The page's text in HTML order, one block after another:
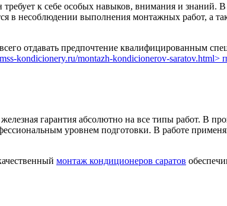
к себе особых навыков, внимания и знаний. В
в несоблюдении выполнения монтажных работ, а
отдавать предпочтение квалифицированным
kondicionery.ru/montazh-kondicionerov-saratov.html>
гарантия абсолютно на все типы работ. В
уровнем подготовки. В работе
монтаж кондиционеров саратов